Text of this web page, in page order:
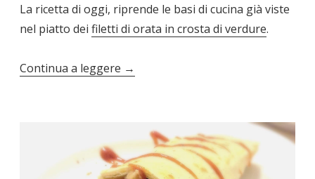
La ricetta di oggi, riprende le basi di cucina già viste
nel piatto dei filetti di orata in crosta di verdure.
Continua a leggere →